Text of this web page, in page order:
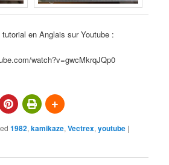
en Anglais sur Youtube :
watch?v=gwcMkrqJQp0
1982,kamikaze,Vectrex,youtube |